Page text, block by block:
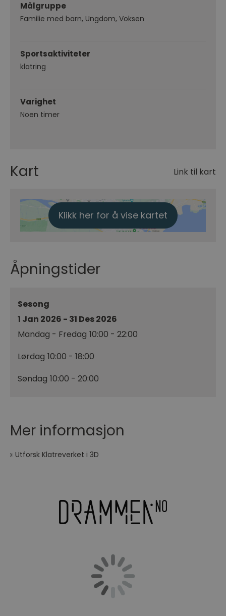
Målgruppe
Familie med barn Ungdom Voksen
Sportsaktiviteter
klatring
Varighet
Noen timer
Kart Link til kart
Klikk her for å vise kartet
Åpningstider
Sesong
1 Jan 2026 - 31 Des 2026
Mandag - Fredag 10:00 - 22:00
Lørdag 10:00 - 18:00
Søndag 10:00 - 20:00
Mer informasjon
Utforsk Klatreverket i 3D